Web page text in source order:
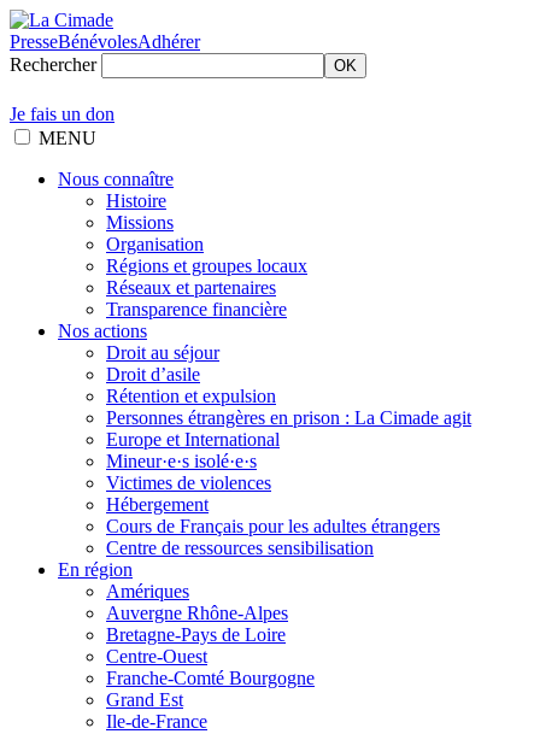
PresseBénévolesAdhérer
Rechercher
OK
Je fais un don
MENU
Nous connaître
Histoire
Missions
Organisation
Régions et groupes locaux
Réseaux et partenaires
Transparence financière
Nos actions
Droit au séjour
Droit d’asile
Rétention et expulsion
Personnes étrangères en prison : La Cimade agit
Europe et International
Mineur·e·s isolé·e·s
Victimes de violences
Hébergement
Cours de Français pour les adultes étrangers
Centre de ressources sensibilisation
En région
Amériques
Auvergne Rhône-Alpes
Bretagne-Pays de Loire
Centre-Ouest
Franche-Comté Bourgogne
Grand Est
Ile-de-France